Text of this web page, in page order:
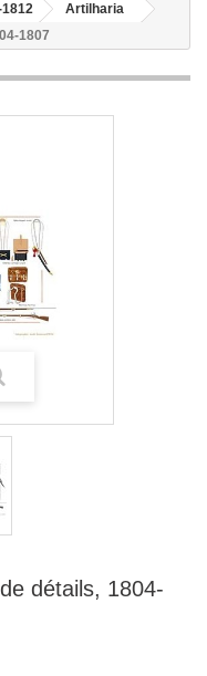
1812
Artilharia
1807
détails, 1804-